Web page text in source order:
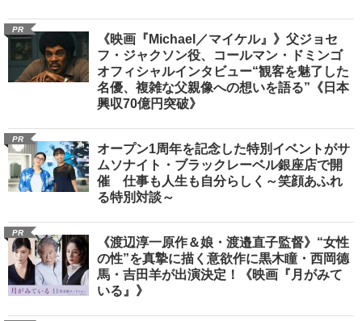
PR
《映画『Michael／マイケル』》父ジョセ
フ・ジャクソン役、コールマン・ドミンゴ
オフィシャルインタビュー“観客を魅了した
名優、複雑な父親像への想いを語る”《日本
興収70億円突破》
PR
オープン1周年を記念した特別イベントがサ
ムソナイト・ブラックレーベル銀座店で開
催 仕事も人生も自分らしく～笑顔あふれ
る特別対談～
PR
《渡辺淳一原作＆娘・渡邉直子監督》“女性
の性”を真摯に描く意欲作に黒木瞳・西岡德
馬・吉田羊が出演決定！《映画『月がみて
いる』》